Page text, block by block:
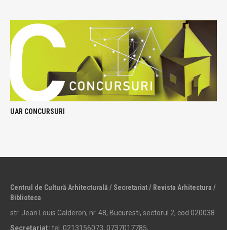
UAR CONCURSURI
Centrul de Cultură Arhitecturală / Secretariat / Revista Arhitectura /
Biblioteca
str. Jean Louis Calderon, nr. 48, Bucuresti, sectorul 2, cod 020038
Secretariat: tel. 0213156073, 0737017785,